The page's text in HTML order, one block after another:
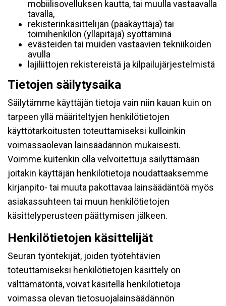
mobiilisovelluksen kautta, tai muulla vastaavalla
tavalla,
rekisterinkäsittelijän (pääkäyttäjä) tai
toimihenkilön (ylläpitäjä) syöttäminä
evästeiden tai muiden vastaavien tekniikoiden
avulla
lajiliittojen rekistereistä ja kilpailujärjestelmistä
Tietojen säilytysaika
Säilytämme käyttäjän tietoja vain niin kauan kuin on
tarpeen yllä määriteltyjen henkilötietojen
käyttötarkoitusten toteuttamiseksi kulloinkin
voimassaolevan lainsäädännön mukaisesti.
Voimme kuitenkin olla velvoitettuja säilyttämään
joitakin käyttäjän henkilötietoja noudattaaksemme
kirjanpito- tai muuta pakottavaa lainsäädäntöä myös
asiakassuhteen tai muun henkilötietojen
käsittelyperusteen päättymisen jälkeen.
Henkilötietojen käsittelijät
Seuran työntekijät, joiden työtehtävien
toteuttamiseksi henkilötietojen käsittely on
välttämätöntä, voivat käsitellä henkilötietoja
voimassa olevan tietosuojalainsäädännön